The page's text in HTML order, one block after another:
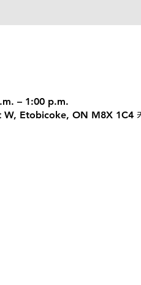
– 1:00 p.m.
Etobicoke, ON M8X 1C4